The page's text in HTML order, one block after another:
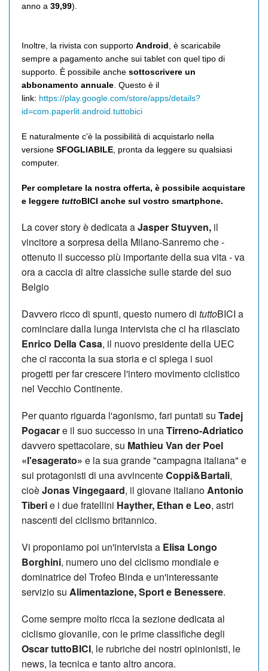
anno a 39,99).
Inoltre, la rivista con supporto Android , è scaricabile
sempre a pagamento anche sui tablet con quel tipo di
supporto. È possibile anche sottoscrivere un
abbonamento annuale . Questo è il
link: https://play.google.com/store/apps/details?
id=com.paperlit.android.tuttobici
E naturalmente c'è la possibilità di acquistarlo nella
versione SFOGLIABILE , pronta da leggere su qualsiasi
computer.
Per completare la nostra offerta, è possibile acquistare
e leggere tuttoBICI anche sul vostro smartphone.
La cover story è dedicata aJasper Stuyven, il
vincitore a sorpresa della Milano-Sanremo che -
ottenuto il successo più importante della sua vita - va
ora a caccia di altre classiche sulle starde del suo
Belgio
Davvero ricco di spunti, questo numero di tuttoBICI a
cominciare dalla lunga intervista che ci ha rilasciato
Enrico Della Casa, il nuovo presidente della UEC
che ci racconta la sua storia e ci spiega i suoi
progetti per far crescere l'intero movimento ciclistico
nel Vecchio Continente.
Per quanto riguarda l'agonismo, fari puntati su Tadej
Pogacare il suo successo in unaTirreno-Adriatico
davvero spettacolare, su Mathieu Van der Poel
«l'esagerato» e la sua grande "campagna italiana" e
sui protagonisti di una avvincenteCoppi&Bartali,
cioèJonas Vingegaard, il giovane italianoAntonio
Tiberie i due fratellini Hayther, Ethan e Leo, astri
nascenti del ciclismo britannico.
Vi proponiamo poi un'intervista a Elisa Longo
Borghini, numero uno del ciclismo mondiale e
dominatrice del Trofeo Binda e un'interessante
servizio su Alimentazione, Sport e Benessere.
Come sempre molto ricca la sezione dedicata al
ciclismo giovanile, con le prime classifiche degli
Oscar tuttoBICI, le rubriche dei nostri opinionisti, le
news, la tecnica e tanto altro ancora.